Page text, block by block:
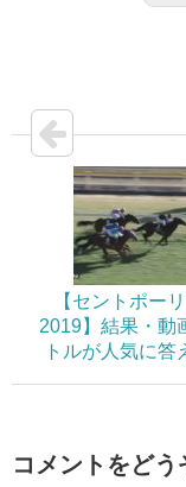
【セントポー
2019】結果・動
トルが人気に答
コメントをどう